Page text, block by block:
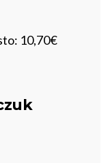
10,70€